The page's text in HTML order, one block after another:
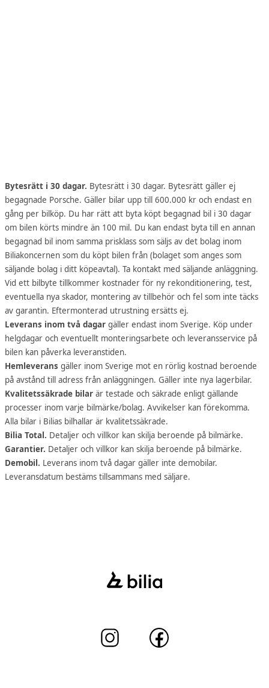
Bytesrätt i 30 dagar. Bytesrätt i 30 dagar. Bytesrätt gäller ej
begagnade Porsche. Gäller bilar upp till 600.000 kr och endast en
gång per bilköp. Du har rätt att byta köpt begagnad bil i 30 dagar
om bilen körts mindre än 100 mil. Du kan endast byta till en annan
begagnad bil inom samma prisklass som säljs av det bolag inom
Biliakoncernen som du köpt bilen från (bolaget som anges som
säljande bolag i ditt köpeavtal). Ta kontakt med säljande anläggning.
Vid ett bilbyte tillkommer kostnader för ny rekonditionering, test,
eventuella nya skador, montering av tillbehör och fel som inte täcks
av garantin. Eftermonterad utrustning ersätts ej.
Leverans inom två dagar gäller endast inom Sverige. Köp under
helgdagar och eventuellt monteringsarbete och leveransservice på
bilen kan påverka leveranstiden.
Hemleverans gäller inom Sverige mot en rörlig kostnad beroende
på avstånd till adress från anläggningen. Gäller inte nya lagerbilar.
Kvalitetssäkrade bilar är testade och säkrade enligt gällande
processer inom varje bilmärke/bolag. Avvikelser kan förekomma.
Alla bilar i Bilias bilhallar är kvalitetssäkrade.
Bilia Total. Detaljer och villkor kan skilja beroende på bilmärke.
Garantier. Detaljer och villkor kan skilja beroende på bilmärke.
Demobil. Leverans inom två dagar gäller inte demobilar.
Leveransdatum bestäms tillsammans med säljare.